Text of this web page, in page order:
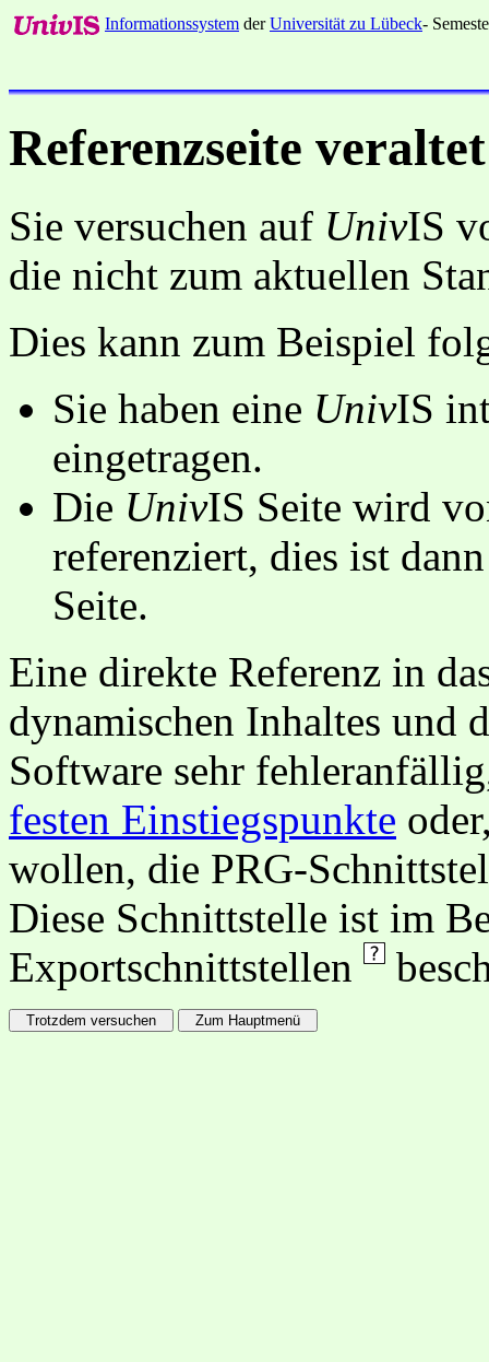
Informationssystem derUniversität zu Lübeck-
Referenzseite veraltet
Sie versuchen auf UnivIS
die nicht zum aktuellen
Dies kann zum Beispiel
Sie haben eine UnivIS
eingetragen.
Die UnivIS Seite wird
referenziert, dies ist
Seite.
Eine direkte Referenz in
dynamischen Inhaltes und
Software sehr
festen Einstiegspunkte
wollen, die PRG-
Diese Schnittstelle ist im
Exportschnittstellen